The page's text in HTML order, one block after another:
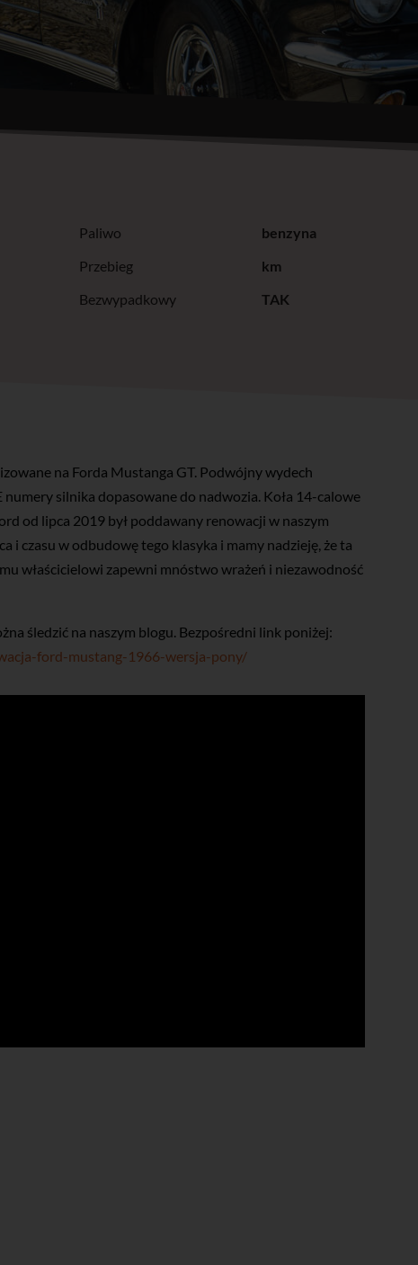
Paliwo
benzyna
Przebieg
km
Bezwypadkowy
TAK
na Forda Mustanga GT. Podwójny wydech
silnika dopasowane do nadwozia. Koła 14-calowe
od lipca 2019 był poddawany renowacji w naszym
i czasu w odbudowę tego klasyka i mamy nadzieję, że ta
właścicielowi zapewni mnóstwo wrażeń i niezawodność
śledzić na naszym blogu. Bezpośredni link poniżej:
ford-mustang-1966-wersja-pony/